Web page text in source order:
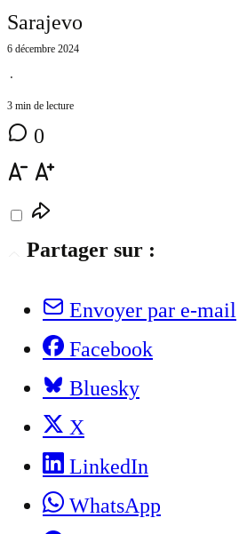
Sarajevo
6 décembre 2024
⋅
3 min de lecture
0
Partager sur :
Envoyer par e-mail
Facebook
Bluesky
X
LinkedIn
WhatsApp